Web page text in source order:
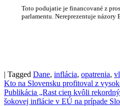
Toto podujatie je financované z
parlamentu. Nereprezentuje názory
| Tagged Dane, inflácia, opatrenia,
Navigácia
v
Kto na Slovensku profitoval z
Publikácia „Rast cien kvôli
šokovej inflácie v EÚ na prípade